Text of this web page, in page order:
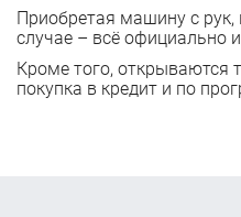
Приобретая машину с
случае – всё официально
Кроме того, открываются
покупка в кредит и по